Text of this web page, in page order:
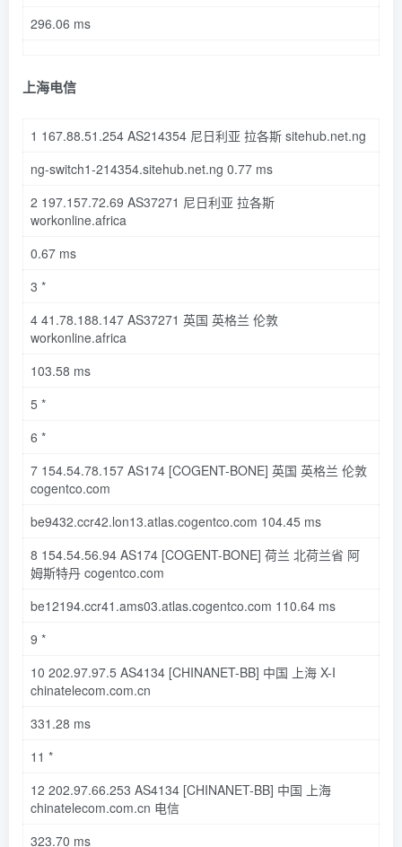
296.06 ms
上海电信
1 167.88.51.254 AS214354 尼日利亚 拉各斯 sitehub.net.ng
ng-switch1-214354.sitehub.net.ng 0.77 ms
2 197.157.72.69 AS37271 尼日利亚 拉各斯
workonline.africa
0.67 ms
3 *
4 41.78.188.147 AS37271 英国 英格兰 伦敦
workonline.africa
103.58 ms
5 *
6 *
7 154.54.78.157 AS174 [COGENT-BONE] 英国 英格兰 伦敦
cogentco.com
be9432.ccr42.lon13.atlas.cogentco.com 104.45 ms
8 154.54.56.94 AS174 [COGENT-BONE] 荷兰 北荷兰省 阿
姆斯特丹 cogentco.com
be12194.ccr41 .ams03.atlas.cogentco.com 110.64 ms
9 *
10 202.97.97.5 AS4134 [CHINANET-BB] 中国 上海 X-I
chinatelecom.com.cn
331.28 ms
11 *
12 202.97.66.253 AS4134 [CHINANET-BB] 中国 上海
chinatelecom.com.cn 电信
323.70 ms